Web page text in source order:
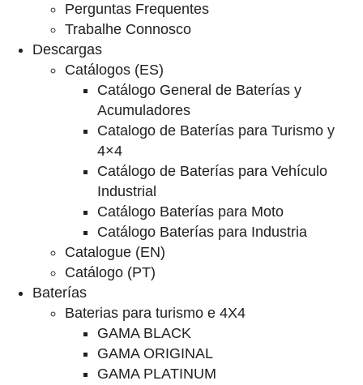
Perguntas Frequentes
Trabalhe Connosco
Descargas
Catálogos (ES)
Catálogo General de Baterías y
Acumuladores
Catalogo de Baterías para Turismo y
4×4
Catálogo de Baterías para Vehículo
Industrial
Catálogo Baterías para Moto
Catálogo Baterías para Industria
Catalogue (EN)
Catálogo (PT)
Baterías
Baterias para turismo e 4X4
GAMA BLACK
GAMA ORIGINAL
GAMA PLATINUM